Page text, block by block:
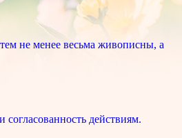
не менее весьма живописны, а
действиям.